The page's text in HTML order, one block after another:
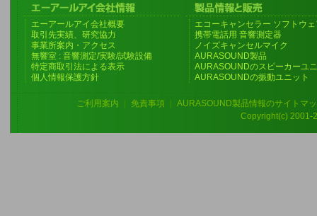
エーアールアイ会社概要
取引先実績、研究協力
事業所案内・アクセス
無響室 : 音響測定/実験/試験設備
特定商取引法による表示
個人情報保護方針
エコーキャンセラー ソフトウ
携帯電話用 音響測定器
ノイズキャンセルマイク
AURASOUND製品
AURASOUNDのスピーカーユ
AURASOUNDの振動ユニット
ご利用案内 免責事項
AURASOUND製品情報のサイトマ
Copyright(c) 2001-